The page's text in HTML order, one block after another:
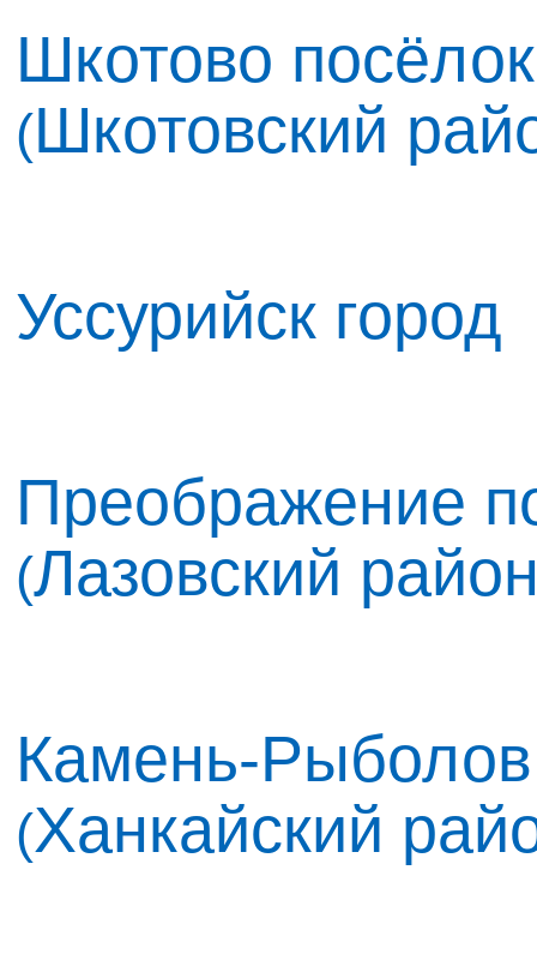
Шкотово посёлок
(Шкотовский
Уссурийск город
Преображение
(Лазовский
Камень-
(Ханкайский